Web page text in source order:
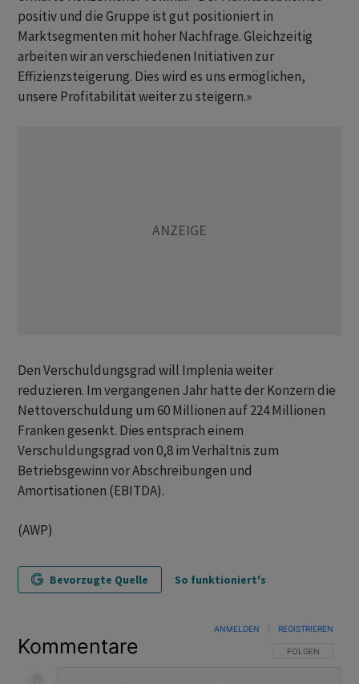
positiv und die Gruppe ist gut positioniert in
Marktsegmenten mit hoher Nachfrage. Gleichzeitig
arbeiten wir an verschiedenen Initiativen zur
Effizienzsteigerung. Dies wird es uns ermöglichen,
unsere Profitabilität weiter zu steigern.»
Den Verschuldungsgrad will Implenia weiter
reduzieren. Im vergangenen Jahr hatte der Konzern die
Nettoverschuldung um 60 Millionen auf 224 Millionen
Franken gesenkt. Dies entsprach einem
Verschuldungsgrad von 0,8 im Verhältnis zum
Betriebsgewinn vor Abschreibungen und
Amortisationen (EBITDA).
(AWP)
Bevorzugte Quelle So funktioniert's
Kommentare FOLGE DIESER
FOLGEN
ANMELDEN REGISTRIEREN